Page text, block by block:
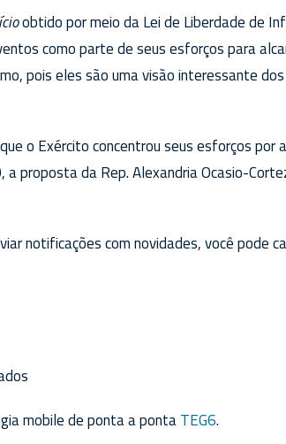
obtido por meio da Lei de Liberdade de
como parte de seus esforços para
pois eles são uma visão interessante
o Exército concentrou seus esforços
proposta da Rep. Alexandria Ocasio-
notificações com novidades, você pode
mobile de ponta a pontaTEG6.